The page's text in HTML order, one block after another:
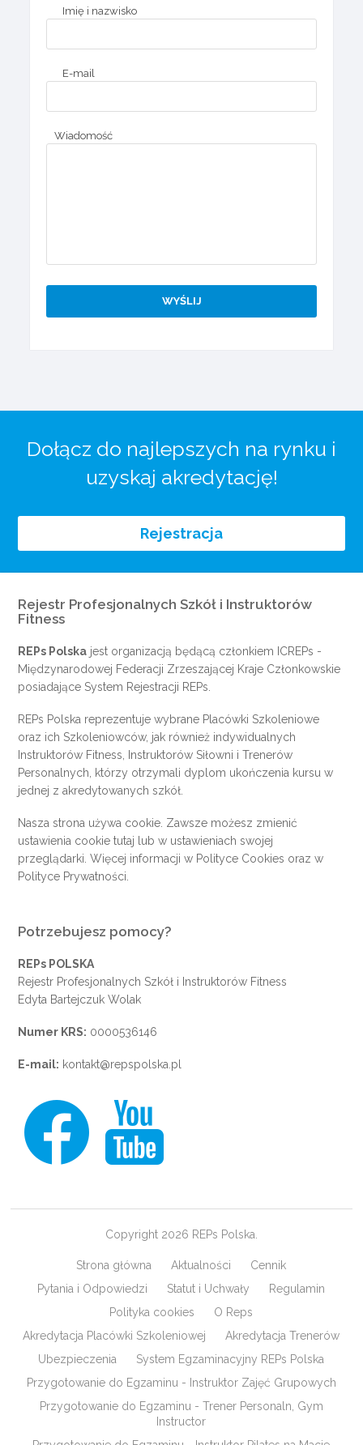
Imię i nazwisko
E-mail
Wiadomość
Dołącz do najlepszych na rynku i
uzyskaj akredytację!
Rejestracja
Rejestr Profesjonalnych Szkół i Instruktorów
Fitness
REPs Polska jest organizacją będącą członkiem ICREPs -
Międzynarodowej Federacji Zrzeszającej Kraje Członkowskie
posiadające System Rejestracji REPs.
REPs Polska reprezentuje wybrane Placówki Szkoleniowe
oraz ich Szkoleniowców, jak również indywidualnych
Instruktorów Fitness, Instruktorów Siłowni i Trenerów
Personalnych, którzy otrzymali dyplom ukończenia kursu w
jednej z akredytowanych szkół.
Nasza strona używa cookie. Zawsze możesz zmienić
ustawienia cookietutaj lub w ustawieniach swojej
przeglądarki. Więcej informacji w Polityce Cookies oraz w
Polityce Prywatności
Potrzebujesz pomocy?
REPs POLSKA
Rejestr Profesjonalnych Szkół i Instruktorów Fitness
Edyta Bartejczuk Wolak
Numer KRS: 0000536146
E-mail: kontakt@repspolska.pl
Copyright 2026 REPs Polska.
Strona główna Aktualności
Cennik
Pytania i Odpowiedzi
Statut i Uchwały
Regulamin
Polityka cookies
O Reps
Akredytacja Placówki Szkoleniowej
Akredytacja Trenerów
Ubezpieczenia
System Egzaminacyjny REPs Polska
Przygotowanie do Egzaminu - Instruktor Zajęć Grupowych
Przygotowanie do Egzaminu - Trener Personaln, Gym
Instructor